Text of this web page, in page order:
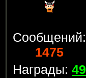
Сообщений:
1475
Награды: 49